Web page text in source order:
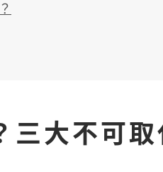
三大不可